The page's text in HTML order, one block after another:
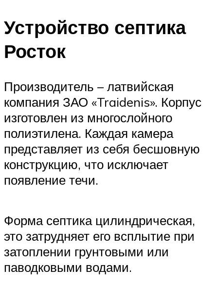
Устройство септика
Росток
Производитель – латвийская
компания ЗАО «Traidenis». Корпус
изготовлен из многослойного
полиэтилена. Каждая камера
представляет из себя бесшовную
конструкцию, что исключает
появление течи.
Форма септика цилиндрическая,
это затрудняет его всплытие при
затоплении грунтовыми или
паводковыми водами.